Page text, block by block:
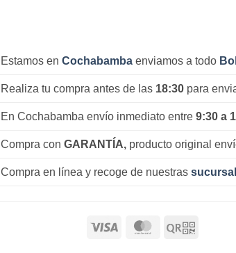
Estamos en Cochabamba enviamos a todo
Realiza tu compra antes de las 18:30para
En Cochabamba envío inmediato entre 9:30 a
Compra con GARANTÍA,producto original
Compra en línea y recoge de nuestras